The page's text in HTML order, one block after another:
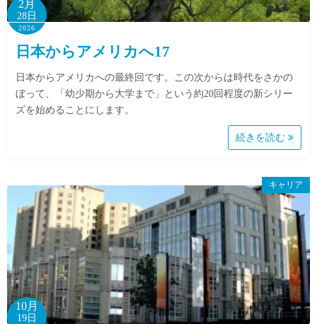
2月
28日
2026
日本からアメリカへ17
日本からアメリカへの最終回です。この次からは時代をさかの
ぼって、「幼少期から大学まで」という約20回程度の新シリー
ズを始めることにします。
続きを読む
キャリア
10月
19日